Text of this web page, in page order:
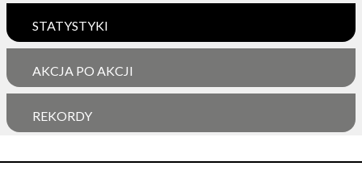
STATYSTYKI
AKCJA PO AKCJI
REKORDY